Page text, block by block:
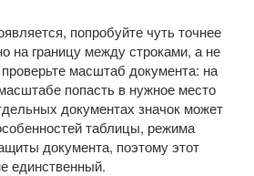
попробуйте чуть точнее
на границу между строками, а не
масштаб документа: на
попасть в нужное место
документах значок может
таблицы, режима
документа, поэтому этот
единственный.